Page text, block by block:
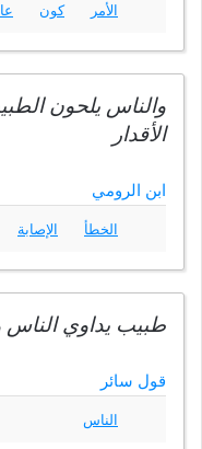
الأمر كون
والناس يلحون
الأقدار
ابن الرومي
الخطأ الإصابة
طبيب يداوي
قول سائر
الناس